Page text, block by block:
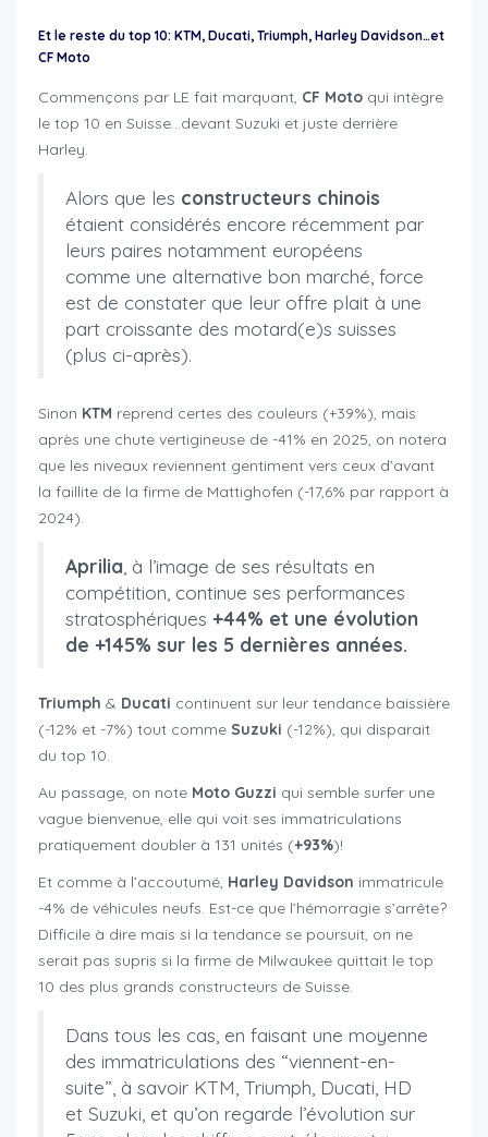
Et le reste du top 10: KTM, Ducati, Triumph, Harley Davidson…et
CF Moto
Commençons par LE fait marquant, CF Moto qui intègre
le top 10 en Suisse…devant Suzuki et juste derrière
Harley.
Alors que les constructeurs chinois
étaient considérés encore récemment par
leurs paires notamment européens
comme une alternative bon marché, force
est de constater que leur offre plait à une
part croissante des motard(e)s suisses
(plus ci-après).
Sinon KTM reprend certes des couleurs (+39%), mais
après une chute vertigineuse de -41% en 2025, on notera
que les niveaux reviennent gentiment vers ceux d’avant
la faillite de la firme de Mattighofen (-17,6% par rapport à
2024).
Aprilia , à l’image de ses résultats en
compétition, continue ses performances
stratosphériques +44% et une évolution
de +145% sur les 5 dernières années.
Triumph & Ducati continuent sur leur tendance baissière
(-12% et -7%) tout comme Suzuki (-12%), qui disparait
du top 10.
Au passage, on note Moto Guzzi qui semble surfer une
vague bienvenue, elle qui voit ses immatriculations
pratiquement doubler à 131 unités (+93%)!
Et comme à l’accoutumé, Harley Davidson immatricule
-4% de véhicules neufs. Est-ce que l’hémorragie s’arrête?
Difficile à dire mais si la tendance se poursuit, on ne
serait pas supris si la firme de Milwaukee quittait le top
10 des plus grands constructeurs de Suisse.
Dans tous les cas, en faisant une moyenne
des immatriculations des “viennent-en-
suite”, à savoir KTM, Triumph, Ducati, HD
et Suzuki, et qu’on regarde l’évolution sur